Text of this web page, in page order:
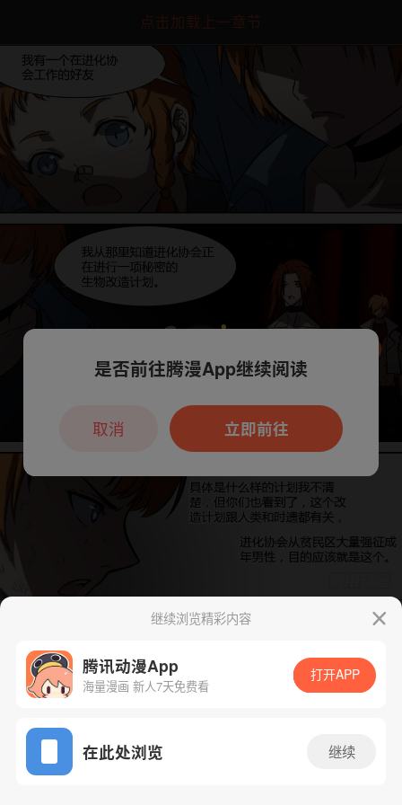
点击加载上一章节
App免费看
下一话
继续浏览精彩内容
腾讯动漫App
海量漫画 新人7天免费看
打开APP
在此处浏览 继续
本章节仅支持App阅读，可打开App新用
户7天免费看
是否前往腾漫App继续阅读
立即前往
取消